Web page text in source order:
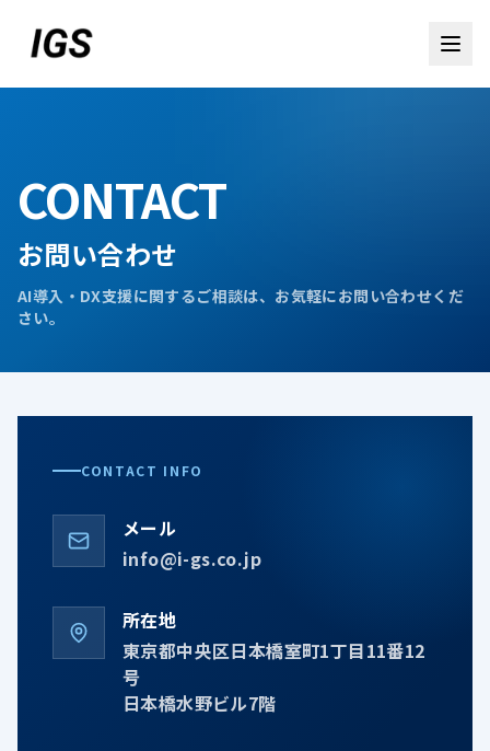
お問い合わせ
CONTACT
お問い合わせ
AI導入・DX支援に関するご相談は、お気軽にお問い合わせくだ
さい。
CONTACT INFO
メール
info@i-gs.co.jp
所在地
東京都中央区日本橋室町1丁目11番12
号
日本橋水野ビル7階